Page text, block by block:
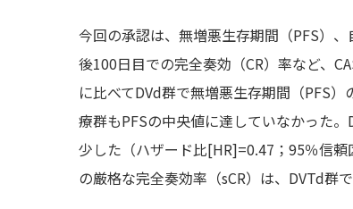
今回の承認は、無増悪生存期間（PFS）
後100日目での完全奏効（CR）率など、
に比べてDVd群で無増悪生存期間（PFS
療群もPFSの中央値に達していなかった
少した（ハザード比[HR]=0.47；95％信
の厳格な完全奏効率（sCR）は、DVTd群